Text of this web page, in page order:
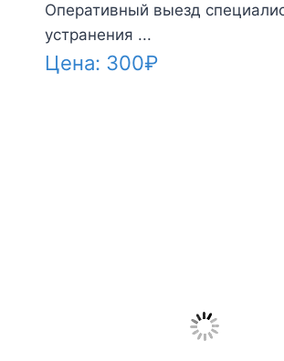
Оперативный выезд
устранения ...
Цена: 300₽